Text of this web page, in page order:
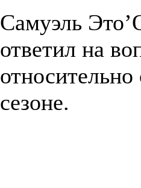
Самуэль
ответил на
сезоне.